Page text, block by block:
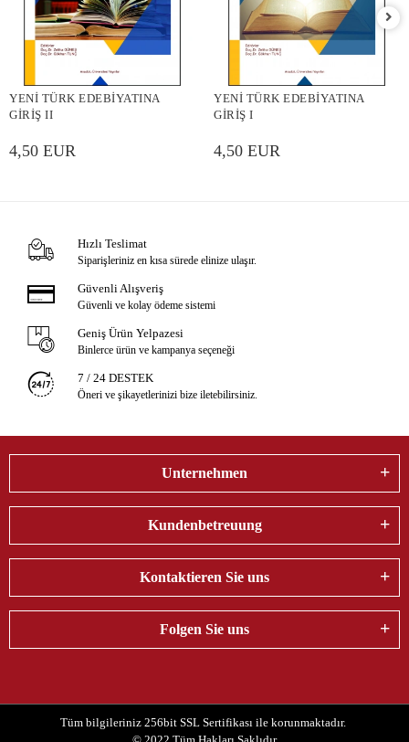
YENİ TÜRK EDEBİYATINA
GİRİŞ II
4,50 EUR
YENİ TÜRK EDEBİYATINA
GİRİŞ I
4,50 EUR
Hızlı Teslimat
Siparişleriniz en kısa sürede elinize ulaşır.
Güvenli Alışveriş
Güvenli ve kolay ödeme sistemi
Geniş Ürün Yelpazesi
Binlerce ürün ve kampanya seçeneği
7 / 24 DESTEK
Öneri ve şikayetlerinizi bize iletebilirsiniz.
Unternehmen
Kundenbetreuung
Kontaktieren Sie uns
Folgen Sie uns
Tüm bilgileriniz 256bit SSL Sertifikası ile korunmaktadır.